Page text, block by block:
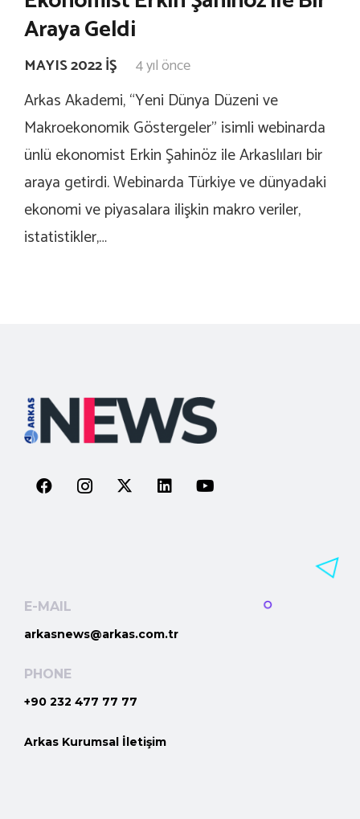
Araya Geldi
MAYIS 2022 İŞ 4 yıl önce
Arkas Akademi, “Yeni Dünya Düzeni ve
Makroekonomik Göstergeler” isimli webinarda
ünlü ekonomist Erkin Şahinöz ile Arkaslıları bir
araya getirdi. Webinarda Türkiye ve dünyadaki
ekonomi ve piyasalara ilişkin makro veriler,
istatistikler,…
E-MAIL
arkasnews@arkas.com.tr
PHONE
+90 232 477 77 77
Arkas Kurumsal İletişim